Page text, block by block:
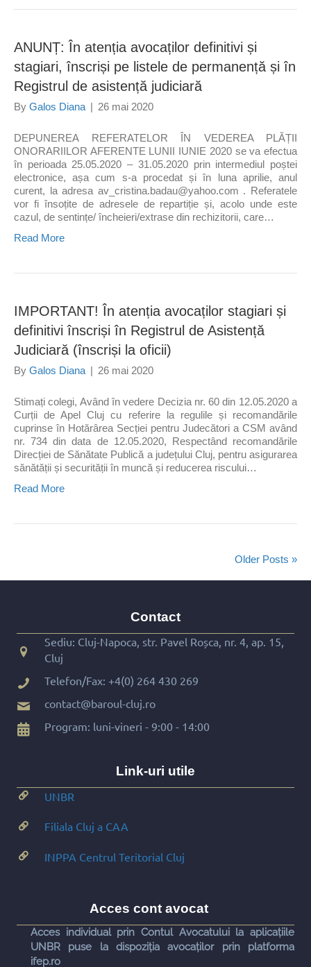
ANUNȚ: În atenția avocaților definitivi și
stagiari, înscriși pe listele de permanență și în
Registrul de asistență judiciară
By Galos Diana | 26 mai 2020
DEPUNEREA REFERATELOR ÎN VEDEREA PLĂȚII
ONORARIILOR AFERENTE LUNII IUNIE 2020 se va efectua
în perioada 25.05.2020 – 31.05.2020 prin intermediul poștei
electronice, așa cum s-a procedat și în luna aprilie, anul
curent, la adresa av_cristina.badau@yahoo.com . Referatele
vor fi însoțite de adresele de repartiție și, acolo unde este
cazul, de sentințe/ încheieri/extrase din rechizitorii, care…
Read More
IMPORTANT! În atenția avocaților stagiari și
definitivi înscriși în Registrul de Asistență
Judiciară (înscriși la oficii)
By Galos Diana | 26 mai 2020
Stimați colegi, Având în vedere Decizia nr. 60 din 12.05.2020 a
Curții de Apel Cluj cu referire la regulile și recomandările
cuprinse în Hotărârea Secției pentru Judecători a CSM având
nr. 734 din data de 12.05.2020, Respectând recomandările
Direcției de Sănătate Publică a județului Cluj, pentru asigurarea
sănătății și securității în muncă și reducerea riscului…
Read More
Older Posts »
Contact
Sediu: Cluj-Napoca, str. Pavel Roșca, nr. 4, ap. 15,
Cluj
Telefon/Fax: +4(0) 264 430 269
contact@baroul-cluj.ro
Program: luni-vineri - 9:00 - 14:00
Link-uri utile
UNBR
Filiala Cluj a CAA
INPPA Centrul Teritorial Cluj
Acces cont avocat
Acces individual prin Contul Avocatului la aplicațiile
UNBR puse la dispoziția avocaților prin platforma
ifep.ro